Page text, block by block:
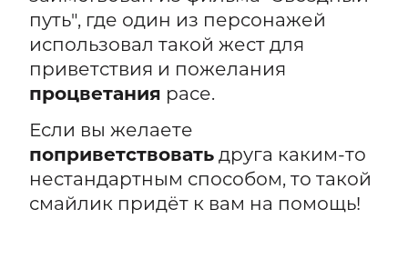
путь", где один из персонажей
использовал такой жест для
приветствия и пожелания
процветания расе.
Если вы желаете
поприветствоватьдруга каким-то
нестандартным способом, то такой
смайлик придёт к вам на помощь!